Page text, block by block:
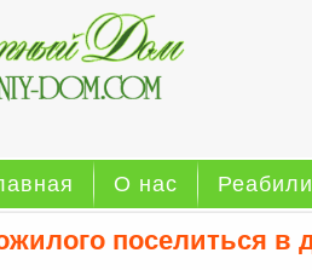
О нас
поселиться в